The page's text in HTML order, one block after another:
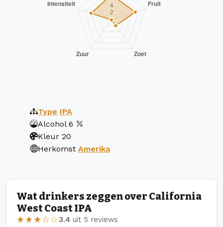
Type IPA
Alcohol 6
Kleur 20
Herkomst Amerika
Wat drinkers zeggen over California
West Coast IPA
★★★☆☆3.4 uit 5 reviews